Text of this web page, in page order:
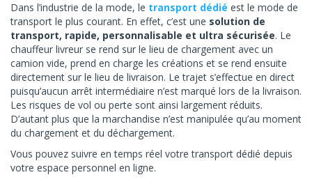
Dans l’industrie de la mode, le transport dédié est le mode de
transport le plus courant. En effet, c’est une solution de
transport, rapide, personnalisable et ultra sécurisée. Le
chauffeur livreur se rend sur le lieu de chargement avec un
camion vide, prend en charge les créations et se rend ensuite
directement sur le lieu de livraison. Le trajet s’effectue en direct
puisqu’aucun arrêt intermédiaire n’est marqué lors de la livraison.
Les risques de vol ou perte sont ainsi largement réduits.
D’autant plus que la marchandise n’est manipulée qu’au moment
du chargement et du déchargement.
Vous pouvez suivre en temps réel votre transport dédié depuis
votre espace personnel en ligne.